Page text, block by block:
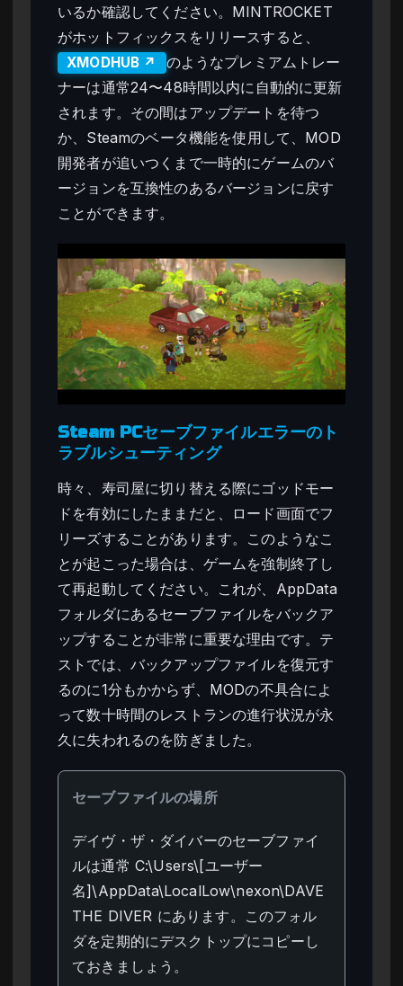
いるか確認してください。MINTROCKET
がホットフィックスをリリースすると、
XMODHUB ↗
のようなプレミアムトレー
ナーは通常24〜48時間以内に自動的に更新
されます。その間はアップデートを待つ
か、Steamのベータ機能を使用して、MOD
開発者が追いつくまで一時的にゲームのバ
ージョンを互換性のあるバージョンに戻す
ことができます。
Steam PCセーブファイルエラーのト
ラブルシューティング
時々、寿司屋に切り替える際にゴッドモー
ドを有効にしたままだと、ロード画面でフ
リーズすることがあります。このようなこ
とが起こった場合は、ゲームを強制終了し
て再起動してください。これが、AppData
フォルダにあるセーブファイルをバックア
ップすることが非常に重要な理由です。テ
ストでは、バックアップファイルを復元す
るのに1分もかからず、MODの不具合によ
って数十時間のレストランの進行状況が永
久に失われるのを防ぎました。
セーブファイルの場所
デイヴ・ザ・ダイバーのセーブファイ
ルは通常 C:\Users\[ユーザー
名]\AppData\LocalLow\nexon\DAVE
THE DIVER にあります。このフォル
ダを定期的にデスクトップにコピーし
ておきましょう。